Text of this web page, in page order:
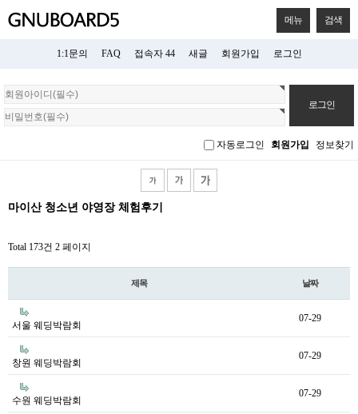
메뉴 검색
1:1문의 FAQ 접속자 44 새글 회원가입 로그인
회
원
로
자동로그인 회원가입 정보찾기
마이산 청소년 야영장 체험후기
Total 173건 2 페이지
제목 날짜
서울 웨딩박람회
07-29
창원 웨딩박람회
07-29
수원 웨딩박람회
07-29